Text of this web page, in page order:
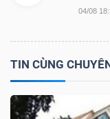
04/08
TIN CÙNG